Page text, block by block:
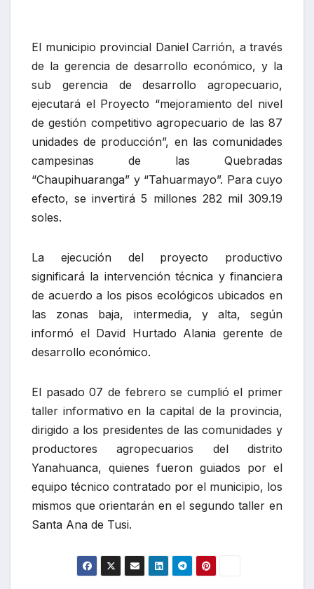
El municipio provincial Daniel Carrión, a través
de la gerencia de desarrollo económico, y la
sub gerencia de desarrollo agropecuario,
ejecutará el Proyecto “mejoramiento del nivel
de gestión competitivo agropecuario de las 87
unidades de producción”, en las comunidades
campesinas de las Quebradas
“Chaupihuaranga” y “Tahuarmayo”. Para cuyo
efecto, se invertirá 5 millones 282 mil 309.19
soles.
La ejecución del proyecto productivo
significará la intervención técnica y financiera
de acuerdo a los pisos ecológicos ubicados en
las zonas baja, intermedia, y alta, según
informó el David Hurtado Alania gerente de
desarrollo económico.
El pasado 07 de febrero se cumplió el primer
taller informativo en la capital de la provincia,
dirigido a los presidentes de las comunidades y
productores agropecuarios del distrito
Yanahuanca, quienes fueron guiados por el
equipo técnico contratado por el municipio, los
mismos que orientarán en el segundo taller en
Santa Ana de Tusi.